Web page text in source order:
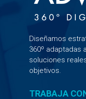
Diseñamos
360º adaptadas
soluciones
objetivos.
TRABAJA